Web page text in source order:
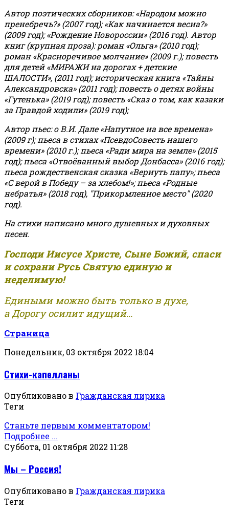
Автор поэтических сборников: «Народом можно
пренебречь?» (2007 год); «Как начинается весна?»
(2009 год); «Рождение Новороссии» (2016 год). Автор
книг (крупная проза): роман «Ольга» (2010 год);
роман «Красноречивое молчание» (2009 г.); повесть
для детей «МИРАЖИ на дорогах + детские
ШАЛОСТИ», (2011 год); историческая книга «Тайны
Александровска» (2011 год); повесть о детях войны
«Гутенька» (2019 год); повесть «Сказ о том, как казаки
за Правдой ходили» (2019 год);
Автор пьес: о В.И. Дале «Напутное на все времена»
(2009 г); пьеса в стихах «ПсевдоСовесть нашего
времени» (2010 г.); пьеса «Ради мира на земле» (2015
год); пьеса «Отвоёванный выбор Донбасса» (2016 год);
пьеса рождественская сказка «Вернуть папу»; пьеса
«С верой в Победу – за хлебом!»;пьеса «Родные
небратья» (2018 год), "Прикормленное место" (2020
год).
На стихи написано много душевных и духовных
песен.
Господи Иисусе Христе, Сыне Божий, спаси
и сохрани Русь Святую единую и
неделимую!
Едиными можно быть только в духе,
а Дорогу осилит идущий...
Страница
Понедельник, 03 октября 2022 18:04
Стихи-капелланы
Опубликовано в Гражданская лирика
Теги
Станьте первым комментатором!
Подробнее ...
Суббота, 01 октября 2022 11:28
Мы – Россия!
Опубликовано в Гражданская лирика
Теги